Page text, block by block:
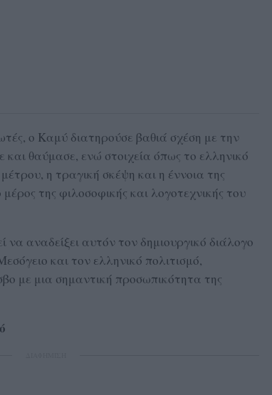
ο Καμύ διατηρούσε βαθιά σχέση με την
θαύμασε, ενώ στοιχεία όπως το ελληνικό
η τραγική σκέψη και η έννοια της
της φιλοσοφικής και λογοτεχνικής του
να αναδείξει αυτόν τον δημιουργικό διάλογο
και τον ελληνικό πολιτισμό,
με μια σημαντική προσωπικότητα της